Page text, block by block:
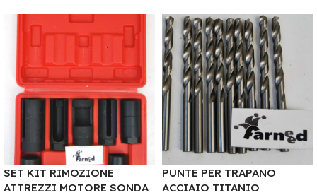
SET KIT RIMOZIONE
ATTREZZI MOTORE SONDA
PUNTE PER TRAPANO
ACCIAIO TITANIO